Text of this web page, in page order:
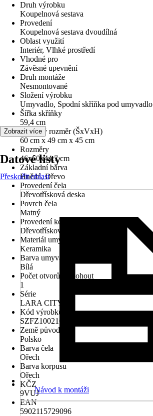
Druh výrobku
Koupelnová sestava
Provedení
Koupelnová sestava dvoudílná
Oblast využití
Interiér, Vlhké prostředí
Vhodné pro
Závěsné upevnění
Druh montáže
Nesmontované
Složení výrobku
Umyvadlo, Spodní skříňka pod umyvadlo
Šířka skříňky
59,4 cm
Celkový rozměr (ŠxVxH)
60 cm x 49 cm x 45 cm
Rozměry
46x60x44,7 cm
Základní barva
Hnědá, Dřevo
Provedení čela
Dřevotřísková deska
Povrch čela
Matný
Provedení korpusu
Dřevotřísková deska
Materiál umyvadla
Keramika
Barva umyvadla
Bílá
Počet otvorů na kohout
1
Série
LARA CITY
Kód výrobku
SZFZ1002162943
Země původu
Polsko
Barva čela
Ořech
Barva korpusu
Ořech
KČZ
9VUJ
EAN
5902115729096
Zobrazit více
Datové listy
Přeskočit oblast
Návod k montáži